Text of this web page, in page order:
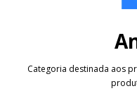
Categoria destinada aos